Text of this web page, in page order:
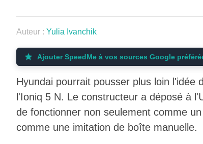
Auteur : Yulia Ivanchik
Ajouter SpeedMe à vos sources Google
Hyundai pourrait pousser plus loin l'idée
l'Ioniq 5 N. Le constructeur a déposé à
de fonctionner non seulement comme
comme une imitation de boîte manuelle.